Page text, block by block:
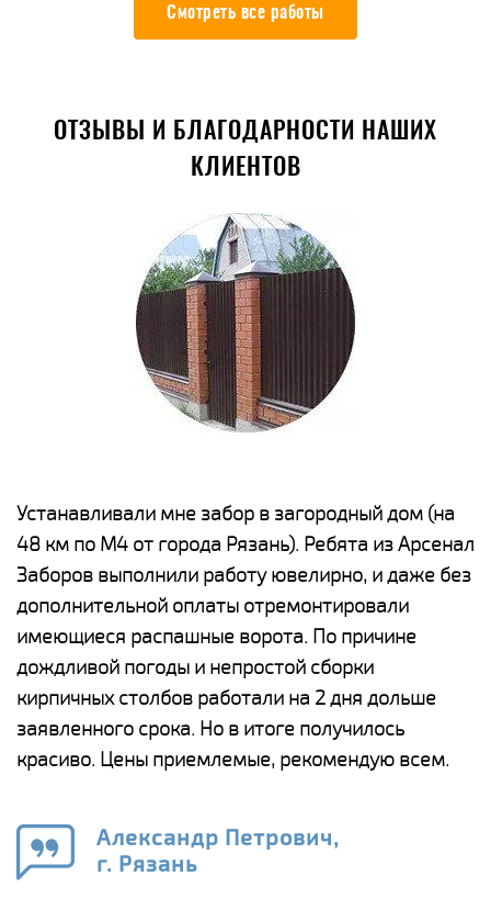
Смотреть все работы
ОТЗЫВЫ И БЛАГОДАРНОСТИ НАШИХ
КЛИЕНТОВ
Устанавливали мне забор в загородный дом (на
48 км по М4 от города Рязань). Ребята из Арсенал
Заборов выполнили работу ювелирно, и даже без
дополнительной оплаты отремонтировали
имеющиеся распашные ворота. По причине
дождливой погоды и непростой сборки
кирпичных столбов работали на 2 дня дольше
заявленного срока. Но в итоге получилось
красиво. Цены приемлемые, рекомендую всем.
Александр Петрович,
г. Рязань